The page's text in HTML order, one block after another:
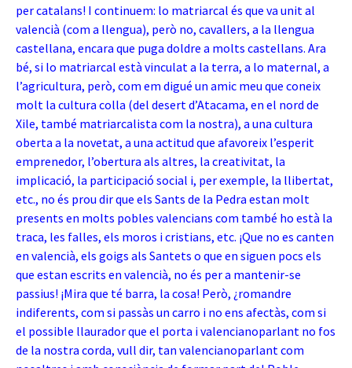
per catalans! I continuem: lo matriarcal és que va unit al
valencià (com a llengua), però no, cavallers, a la llengua
castellana, encara que puga doldre a molts castellans. Ara
bé, si lo matriarcal està vinculat a la terra, a lo maternal, a
l’agricultura, però, com em digué un amic meu que coneix
molt la cultura colla (del desert d’Atacama, en el nord de
Xile, també matriarcalista com la nostra), a una cultura
oberta a la novetat, a una actitud que afavoreix l’esperit
emprenedor, l’obertura als altres, la creativitat, la
implicació, la participació social i, per exemple, la llibertat,
etc., no és prou dir que els Sants de la Pedra estan molt
presents en molts pobles valencians com també ho està la
traca, les falles, els moros i cristians, etc. ¡Que no es canten
en valencià, els goigs als Santets o que en siguen pocs els
que estan escrits en valencià, no és per a mantenir-se
passius! ¡Mira que té barra, la cosa! Però, ¿romandre
indiferents, com si passàs un carro i no ens afectàs, com si
el possible llaurador que el porta i valencianoparlant no fos
de la nostra corda, vull dir, tan valencianoparlant com